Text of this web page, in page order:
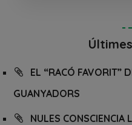
EL “RACÓ FAVORIT”
GUANYADORS
NULES CONSCIENCIA